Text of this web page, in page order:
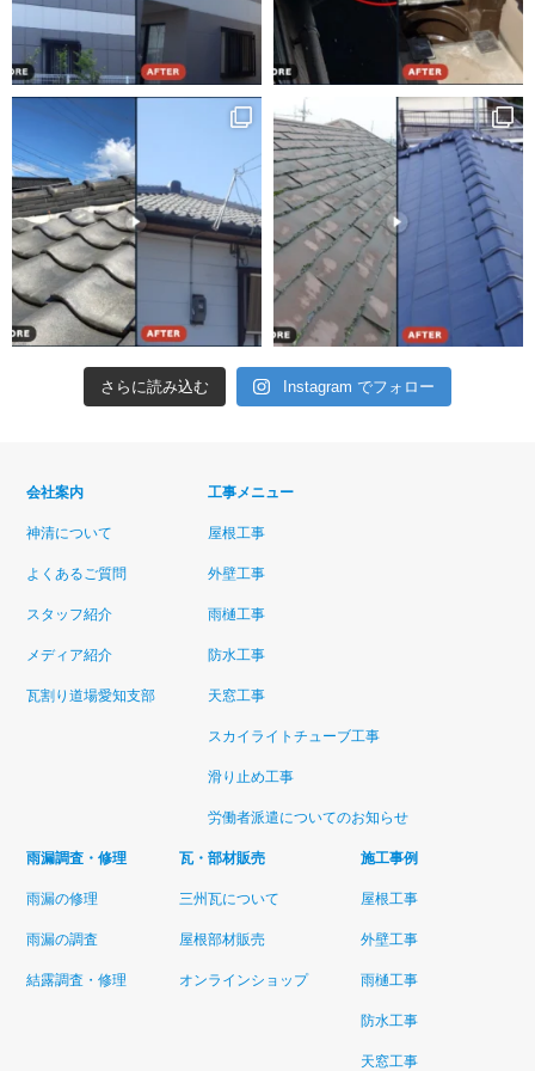
さらに読み込む Instagram でフォロー
会社案内
神清について
よくあるご質問
スタッフ紹介
メディア紹介
瓦割り道場愛知支部
工事メニュー
屋根工事
外壁工事
雨樋工事
防水工事
天窓工事
スカイライトチューブ工事
滑り止め工事
労働者派遣についてのお知らせ
雨漏調査・修理
雨漏の修理
雨漏の調査
結露調査・修理
瓦・部材販売
三州瓦について
屋根部材販売
オンラインショップ
施工事例
屋根工事
外壁工事
雨樋工事
防水工事
天窓工事